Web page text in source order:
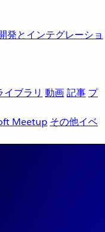
とインテグレーショ
イブラリ 動画記事 プ
Meetup その他イベ